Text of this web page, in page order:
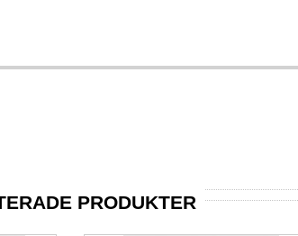
PRODUKTER